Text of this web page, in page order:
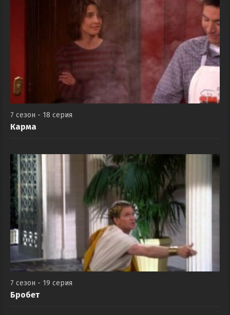
7 сезон - 18 серия
Карма
7 сезон - 19 серия
Бробет